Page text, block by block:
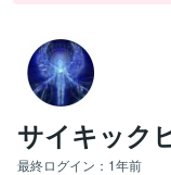
サイキック
最終ログイン： 1年前